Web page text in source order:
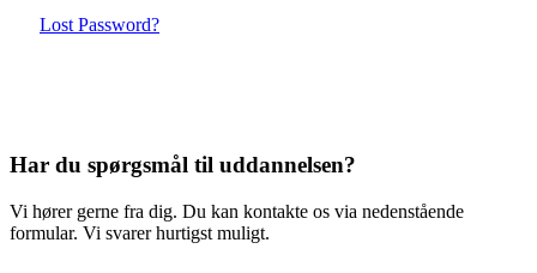
Lost Password?
Har du spørgsmål til uddannelsen?
Vi hører gerne fra dig. Du kan kontakte os via nedenstående
formular. Vi svarer hurtigst muligt.